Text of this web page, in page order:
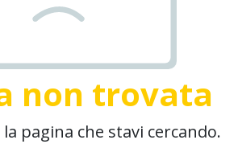
non trovata
pagina che stavi cercando.